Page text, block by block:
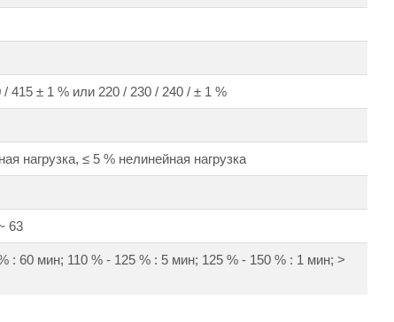
415 ± 1 % или 220 / 230 / 240 / ± 1 %
нагрузка, ≤ 5 % нелинейная нагрузка
63
: 60 мин; 110 % - 125 % : 5 мин; 125 % - 150 % : 1 мин; >